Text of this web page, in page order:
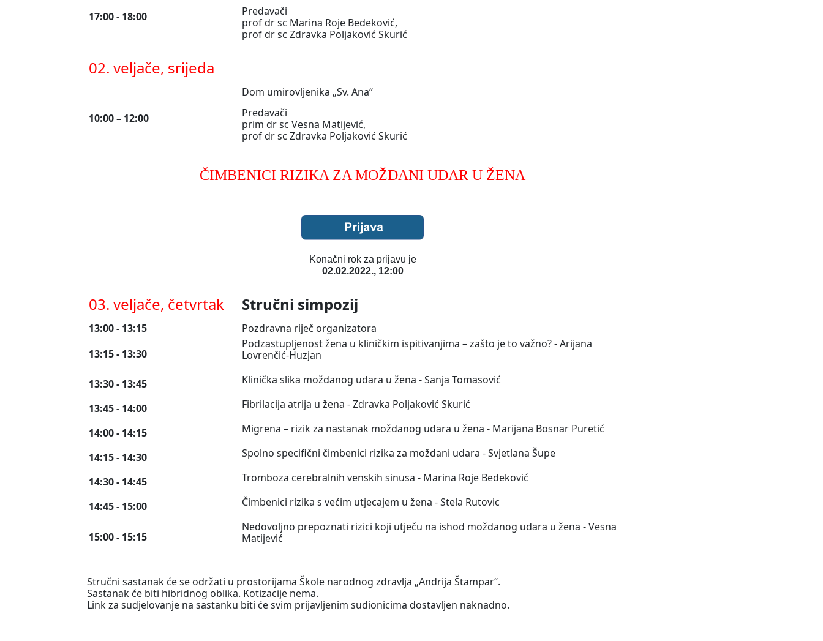
17:00 - 18:00
Predavači
prof dr sc Marina Roje Bedeković,
prof dr sc Zdravka Poljaković Skurić
02. veljače, srijeda
10:00 – 12:00
Dom umirovljenika „Sv. Ana“
Predavači
prim dr sc Vesna Matijević,
prof dr sc Zdravka Poljaković Skurić
ČIMBENICI RIZIKA ZA MOŽDANI UDAR U ŽENA
Konačni rok za prijavu je
02.02.2022., 12:00
03. veljače, četvrtak Stručni simpozij
13:00 - 13:15
Pozdravna riječ organizatora
13:15 - 13:30
Podzastupljenost žena u kliničkim ispitivanjima – zašto je to važno? - Arijana
Lovrenčić-Huzjan
13:30 - 13:45 Klinička slika moždanog udara u žena - Sanja Tomasović
13:45 - 14:00 Fibrilacija atrija u žena - Zdravka Poljaković Skurić
14:00 - 14:15 Migrena – rizik za nastanak moždanog udara u žena - Marijana Bosnar Puretić
14:15 - 14:30 Spolno specifični čimbenici rizika za moždani udara - Svjetlana Šupe
14:30 - 14:45 Tromboza cerebralnih venskih sinusa - Marina Roje Bedeković
14:45 - 15:00 Čimbenici rizika s većim utjecajem u žena - Stela Rutovic
15:00 - 15:15
Nedovoljno prepoznati rizici koji utječu na ishod moždanog udara u žena - Vesna
Matijević
Stručni sastanak će se održati u prostorijama Škole narodnog zdravlja „Andrija Štampar“.
Sastanak će biti hibridnog oblika. Kotizacije nema.
Link za sudjelovanje na sastanku biti će svim prijavljenim sudionicima dostavljen naknadno.